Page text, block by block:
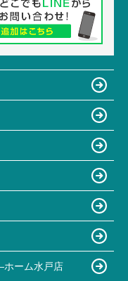
ホーム水戸店